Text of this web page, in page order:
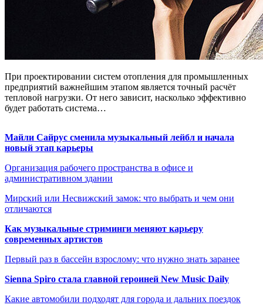
При проектировании систем отопления для промышленных
предприятий важнейшим этапом является точный расчёт
тепловой нагрузки. От него зависит, насколько эффективно
будет работать система…
Майли Сайрус сменила музыкальный лейбл и начала
новый этап карьеры
Организация рабочего пространства в офисе и
административном здании
Мирский или Несвижский замок: что выбрать и чем они
отличаются
Как музыкальные стриминги меняют карьеру
современных артистов
Первый раз в бассейн взрослому: что нужно знать заранее
Sienna Spiro стала главной героиней New Music Daily
Какие автомобили подходят для города и дальних поездок